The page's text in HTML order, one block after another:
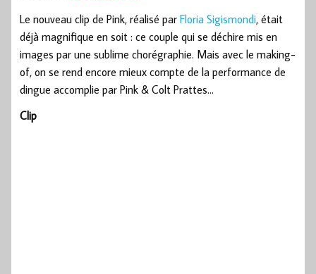
Le nouveau clip de Pink, réalisé par Floria Sigismondi, était
déjà magnifique en soit : ce couple qui se déchire mis en
images par une sublime chorégraphie. Mais avec le making-
of, on se rend encore mieux compte de la performance de
dingue accomplie par Pink & Colt Prattes…
Clip